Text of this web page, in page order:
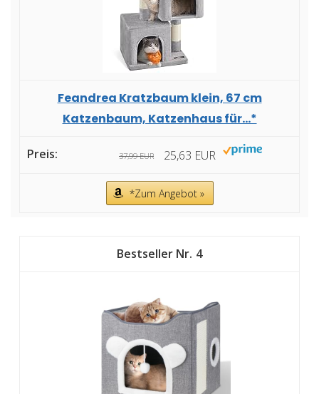
Feandrea Kratzbaum klein, 67 cm
Katzenbaum, Katzenhaus für...*
37,99 EUR 25,63 EUR
*Zum Angebot »
4